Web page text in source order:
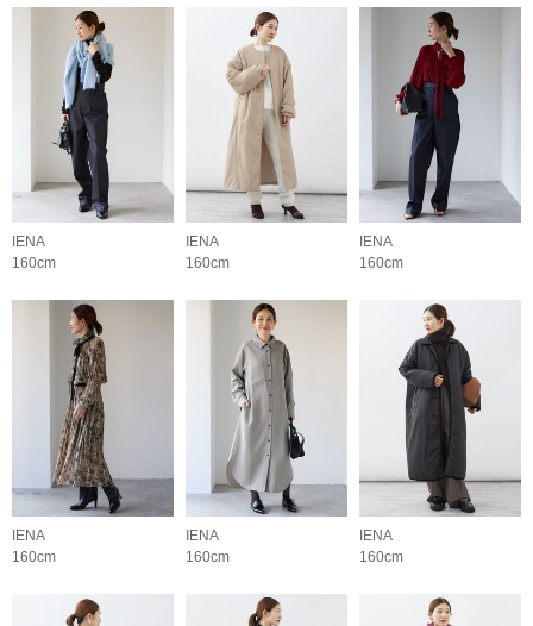
IENA
160cm
IENA
160cm
IENA
160cm
IENA
160cm
IENA
160cm
IENA
160cm